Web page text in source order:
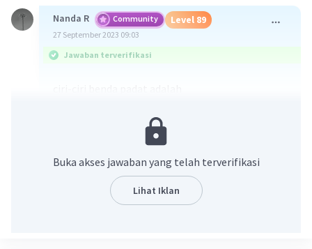
Nanda R Community Level 89
27 September 2023 09:03
Jawaban terverifikasi
bentuknya padat
memiliki massa
tidak mengalir
Buka akses jawaban yang telah terverifikasi
Lihat Iklan